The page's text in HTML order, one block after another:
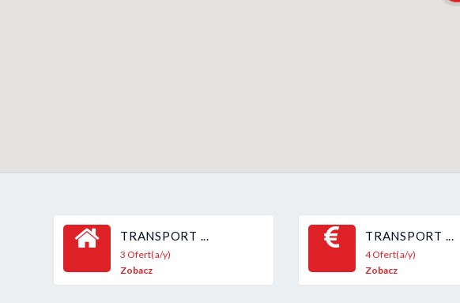
TRANSPORT ...
3 Ofert(a/y)
Zobacz
TRANSPORT ...
4 Ofert(a/y)
Zobacz